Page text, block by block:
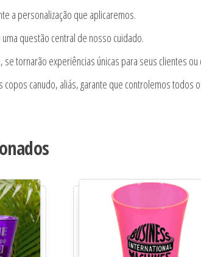
a personalização que aplicaremos.
questão central de nosso cuidado.
se tornarão experiências únicas para seus clientes ou
canudo, aliás, garante que controlemos todos